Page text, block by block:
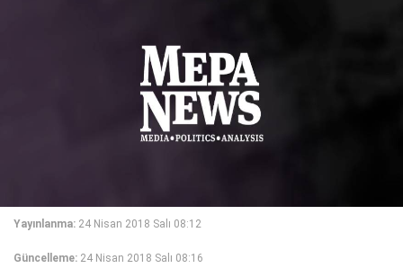
Yayınlanma: 24 Nisan 2018 Salı 08:12
Güncelleme: 24 Nisan 2018 Salı 08:16